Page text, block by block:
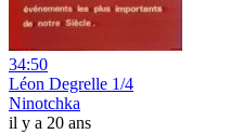
34:50
Léon Degrelle 1/4
Ninotchka
il y a 20 ans